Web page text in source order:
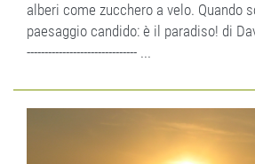
alberi come zucchero a velo. Quando
paesaggio candido: è il paradiso! di
------------------------------- ...